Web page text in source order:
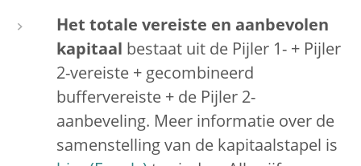
Het totale vereiste en aanbevolen
kapitaal bestaat uit de Pijler 1- + Pijler
2-vereiste + gecombineerd
buffervereiste + de Pijler 2-
aanbeveling. Meer informatie over de
samenstelling van de kapitaalstapel is